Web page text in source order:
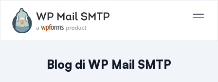
Blog di WP Mail SMTP